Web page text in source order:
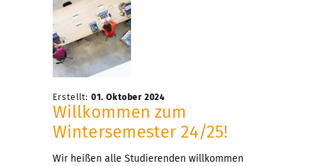
Erstellt: 01. Oktober 2024
Willkommen zum
Wintersemester 24/25!
Wir heißen alle Studierenden willkommen